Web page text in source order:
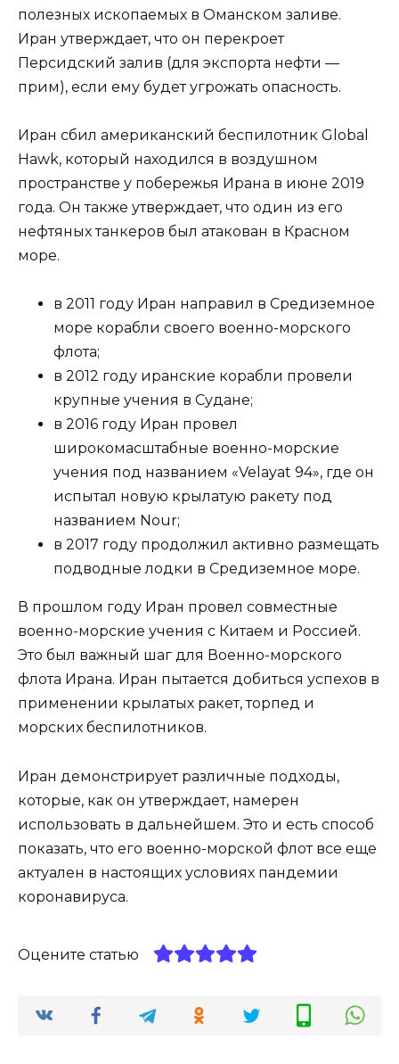
полезных ископаемых в Оманском заливе.
Иран утверждает, что он перекроет
Персидский залив (для экспорта нефти —
прим), если ему будет угрожать опасность.
Иран сбил американский беспилотник Global
Hawk, который находился в воздушном
пространстве у побережья Ирана в июне 2019
года. Он также утверждает, что один из его
нефтяных танкеров был атакован в Красном
море.
в 2011 году Иран направил в Средиземное
море корабли своего военно-морского
флота;
в 2012 году иранские корабли провели
крупные учения в Судане;
в 2016 году Иран провел
широкомасштабные военно-морские
учения под названием «Velayat 94», где он
испытал новую крылатую ракету под
названием Nour;
в 2017 году продолжил активно размещать
подводные лодки в Средиземное море.
В прошлом году Иран провел совместные
военно-морские учения с Китаем и Россией.
Это был важный шаг для Военно-морского
флота Ирана. Иран пытается добиться успехов в
применении крылатых ракет, торпед и
морских беспилотников.
Иран демонстрирует различные подходы,
которые, как он утверждает, намерен
использовать в дальнейшем. Это и есть способ
показать, что его военно-морской флот все еще
актуален в настоящих условиях пандемии
коронавируса.
Оцените статью